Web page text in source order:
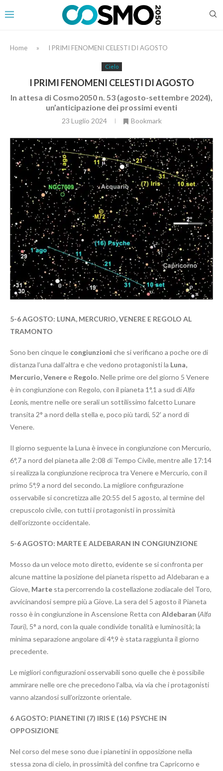
Home » I PRIMI FENOMENI CELESTI DI AGOSTO
Cielo
I PRIMI FENOMENI CELESTI DI AGOSTO
In attesa di Cosmo2050 n. 53 (agosto-settembre 2024),
un’anticipazione dei prossimi eventi
23 Luglio 2024 Bookmark
5-6 AGOSTO: LUNA, MERCURIO, VENERE E REGOLO AL
TRAMONTO
Sono ben cinque le congiunzioni che si verificano a poche ore di
distanza l’una dall’altra e che vedono protagonisti la Luna,
Mercurio, Veneree Regolo. Nelle prime ore del giorno 5 Venere
è in congiunzione con Regolo, con il pianeta 1°,1 a sud diAlfa
Leonis, mentre nelle ore serali un sottilissimo falcetto Lunare
transita 2° a nord della stella e, poco più tardi, 52′ a nord di
Venere.
Il giorno seguente la Luna è invece in congiunzione con Mercurio,
6°,7 a nord del pianeta alle 2:08 di Tempo Civile, mentre alle 17:14
si realizza la congiunzione reciproca tra Venere e Mercurio, con il
primo 5°,9 a nord del secondo. La migliore configurazione
osservabile si concretizza alle 20:55 del 5 agosto, al termine del
crepuscolo civile, con tutti i protagonisti in prossimità
dell’orizzonte occidentale.
5-6AGOSTO: MARTE E ALDEBARAN IN CONGIUNZIONE
Mosso da un veloce moto diretto, evidente se si confronta per
alcune mattine la posizione del pianeta rispetto ad Aldebaran e a
Giove, Marte sta percorrendo la costellazione zodiacale del Toro,
avvicinandosi sempre più a Giove. La sera del 5 agosto il Pianeta
rosso è in congiunzione in Ascensione Retta con Aldebaran (Alfa
Tauri), 5° a nord, con la quale condivide tonalità e luminosità; la
minima separazione angolare di 4°,9 è stata raggiunta il giorno
precedente.
Le migliori configurazioni osservabili sono quelle che è possibile
ammirare nelle ore che precedono l’alba, via via che i protagonisti
vanno alzandosi sull’orizzonte orientale.
6 AGOSTO: PIANETINI (7) IRIS E (16) PSYCHE IN
OPPOSIZIONE
Nel corso del mese sono due i pianetini in opposizione nella
stessa zona di cielo, in prossimità del confine tra Capricorno e